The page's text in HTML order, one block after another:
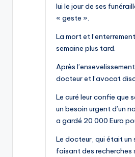
lui le jour de ses
« geste ».
La mort et
semaine plus tard.
Après
docteur et l’avocat
Le curé leur confie que
un besoin urgent d’un
a gardé 20 000 Euro
Le docteur, qui était un
faisant des recherches